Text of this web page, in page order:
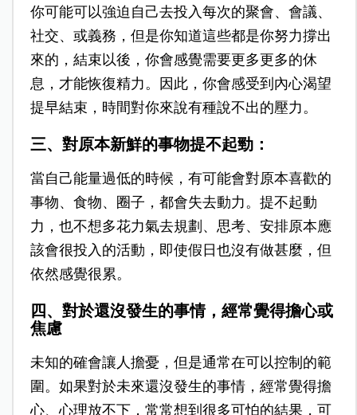
你可能可以強迫自己去投入每次的聚會、會議、
社交、或義務，但是你知道這些都是你努力撐出
來的，結束以後，你會感覺需要更多更多的休
息，才能恢復精力。因此，你會感受到內心渴望
提早結束，時間對你來說有種說不出的壓力。
三、對原本新鮮的事物提不起勁：
當自己能量過低的時候，有可能會對原本喜歡的
事物、食物、圈子，都會失去動力。提不起動
力，也不想多花力氣去規劃、思考、安排原本應
該會很投入的活動，即使假日也沒有做甚麼，但
依然感覺很累。
四、對於還沒發生的事情，經常覺得擔心或
焦慮
未知的確會讓人擔憂，但是通常在可以控制的範
圍。如果對於未來還沒發生的事情，經常覺得擔
心、心理放不下，常常想到很多可怕的結果，可